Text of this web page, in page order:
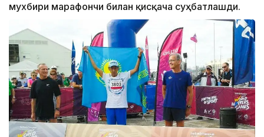
мухбири марафончи билан қисқача суҳбатлашди.